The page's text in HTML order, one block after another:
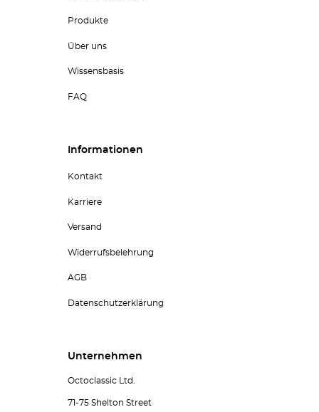
Produkte
Über uns
Wissensbasis
FAQ
Informationen
Kontakt
Karriere
Versand
Widerrufsbelehrung
AGB
Datenschutzerklärung
Unternehmen
Octoclassic Ltd.
71-75 Shelton Street